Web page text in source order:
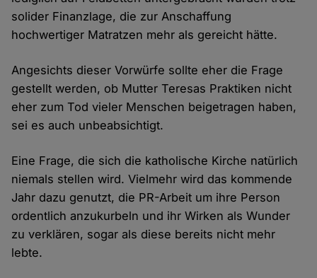
solider Finanzlage, die zur Anschaffung
hochwertiger Matratzen mehr als gereicht hätte.
Angesichts dieser Vorwürfe sollte eher die Frage
gestellt werden, ob Mutter Teresas Praktiken nicht
eher zum Tod vieler Menschen beigetragen haben,
sei es auch unbeabsichtigt.
Eine Frage, die sich die katholische Kirche natürlich
niemals stellen wird. Vielmehr wird das kommende
Jahr dazu genutzt, die PR-Arbeit um ihre Person
ordentlich anzukurbeln und ihr Wirken als Wunder
zu verklären, sogar als diese bereits nicht mehr
lebte.